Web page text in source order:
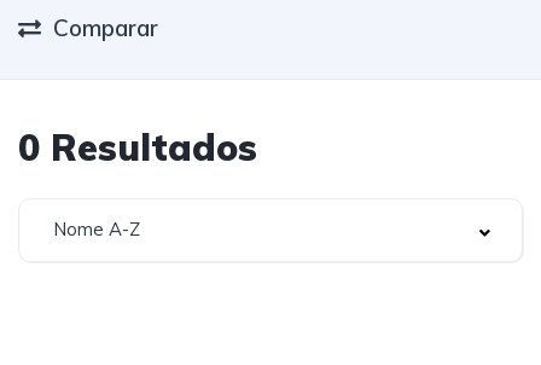
Comparar
0 Resultados
Nome A-Z